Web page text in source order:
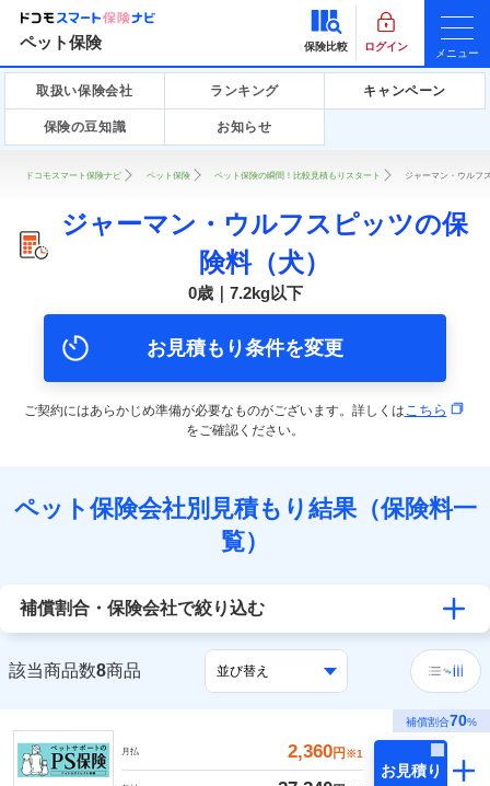
ペット保険 保険比較 ログイン
メニュー
取扱い保険会社 ランキング キャンペーン
保険の豆知識 お知らせ
ドコモスマート保険ナビ ペット保険 ペット保険の瞬間！比較見積もりスタート ジャーマン・ウルフ
ジャーマン・ウルフスピッツの保
険料（犬）
0歳｜7.2kg以下
お見積もり条件を変更
ご契約にはあらかじめ準備が必要なものがございます。詳しくはこちら
をご確認ください。
ペット保険会社別見積もり結果（保険料一
覧）
補償割合・保険会社で絞り込む
該当商品数8商品
補償割合70%
月払 2,360円 ※1
お見積り